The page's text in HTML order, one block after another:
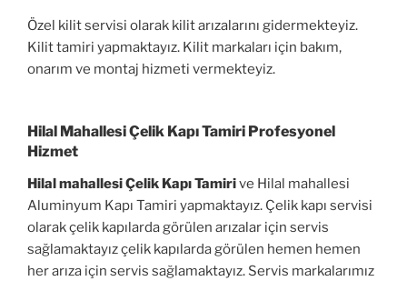
Özel kilit servisi olarak kilit arızalarını gidermekteyiz.
Kilit tamiri yapmaktayız. Kilit markaları için bakım,
onarım ve montaj hizmeti vermekteyiz.
Hilal Mahallesi Çelik Kapı Tamiri Profesyonel
Hizmet
Hilal mahallesi Çelik Kapı Tamirive Hilal mahallesi
Aluminyum Kapı Tamiri yapmaktayız. Çelik kapı servisi
olarak çelik kapılarda görülen arızalar için servis
sağlamaktayız çelik kapılarda görülen hemen hemen
her arıza için servis sağlamaktayız. Servis markalarımız